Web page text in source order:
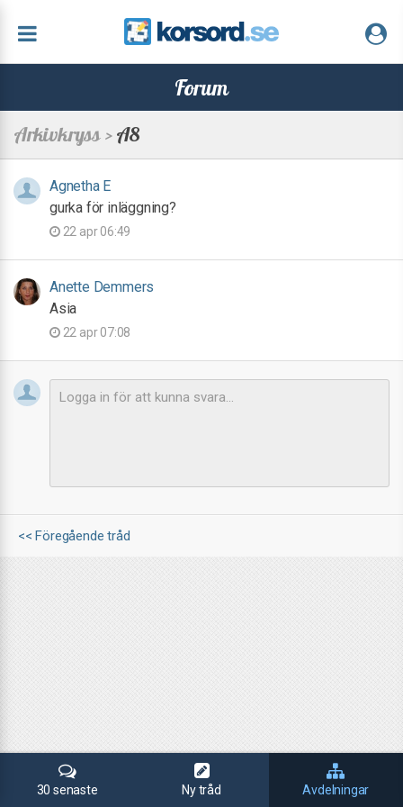
Forum
Arkivkryss >A8
Agnetha E
gurka för inläggning?
22 apr 06:49
Anette Demmers
Asia
22 apr 07:08
<< Föregående tråd
30 senaste Ny tråd Avdelningar